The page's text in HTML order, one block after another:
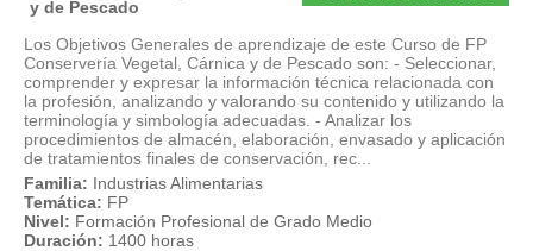
y de Pescado
Los Objetivos Generales de aprendizaje de este Curso de FP
Conservería Vegetal, Cárnica y de Pescado son: - Seleccionar,
comprender y expresar la información técnica relacionada con
la profesión, analizando y valorando su contenido y utilizando la
terminología y simbología adecuadas. - Analizar los
procedimientos de almacén, elaboración, envasado y aplicación
de tratamientos finales de conservación, rec...
Familia: Industrias Alimentarias
Temática: FP
Nivel: Formación Profesional de Grado Medio
Duración: 1400 horas